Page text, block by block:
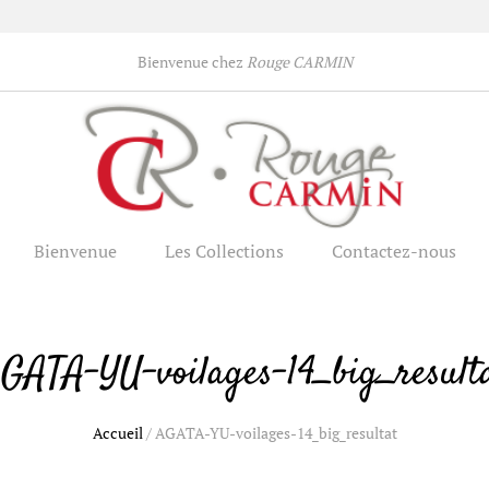
Bienvenue chez Rouge CARMIN
Bienvenue Les Collections Contactez-nous
YU-voilages-
Accueil/AGATA-YU-voilages-14_big_resultat